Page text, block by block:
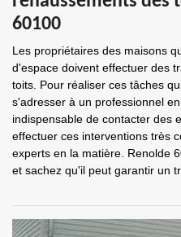
60100
Les propriétaires des maisons
d'espace doivent effectuer des
toits. Pour réaliser ces tâches
s'adresser à un professionnel
indispensable de contacter des
effectuer ces interventions très
experts en la matière. Renolde
et sachez qu'il peut garantir un